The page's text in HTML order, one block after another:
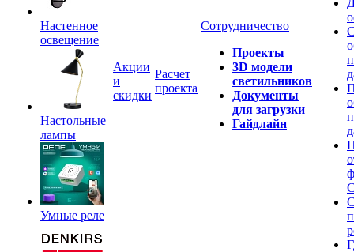
Настенное
освещение
Настольные
лампы
Умные реле
Акции
и
скидки
Расчет
проекта
Сотрудничество
Проекты
3D модели
светильников
Документы
для загрузки
Гайдлайн